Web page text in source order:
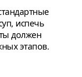
испечь
должен
этапов.